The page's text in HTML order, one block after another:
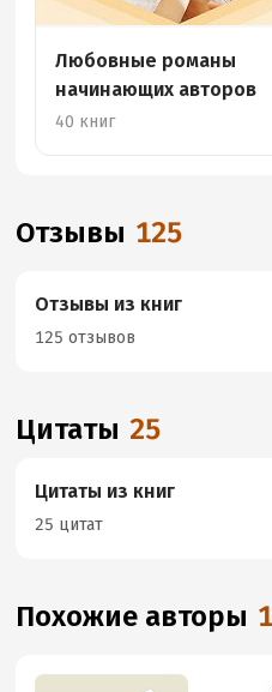
Любовные романы
начинающих авторов
40 книг
Отзывы 125
Отзывы из книг
125 отзывов
Цитаты 25
Цитаты из книг
25 цитат
Похожие авторы